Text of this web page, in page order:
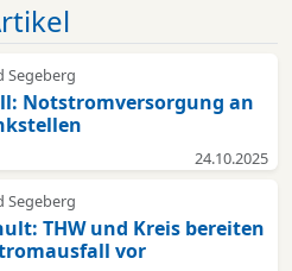
Segeberg
Notstromversorgung an
24.10.2025
Segeberg
THW und Kreis bereiten
vor